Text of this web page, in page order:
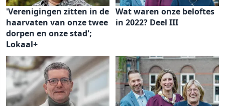
'Verenigingen zitten in de
haarvaten van onze twee
dorpen en onze stad';
Lokaal+
Wat waren onze beloftes
in 2022? Deel III